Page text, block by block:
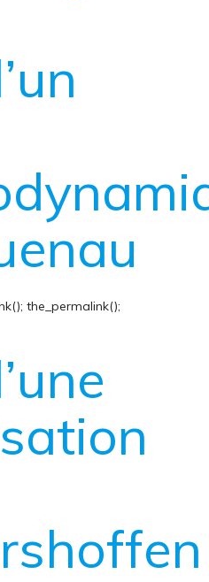
the_permalink();